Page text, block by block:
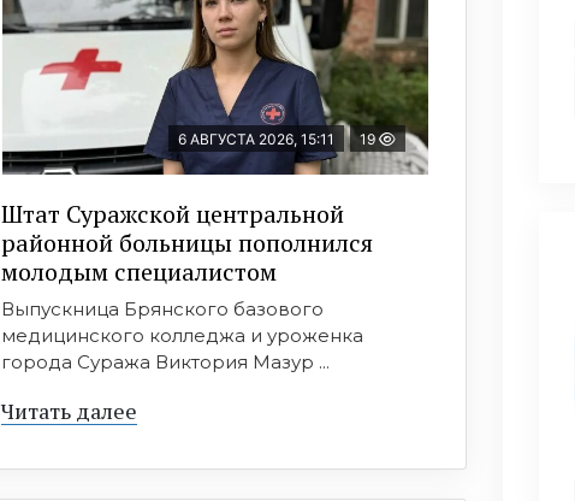
6 АВГУСТА 2026, 15:11 19
Штат Суражской центральной
районной больницы пополнился
молодым специалистом
Выпускница Брянского базового
медицинского колледжа и уроженка
города Суража Виктория Мазур ...
Читать далее